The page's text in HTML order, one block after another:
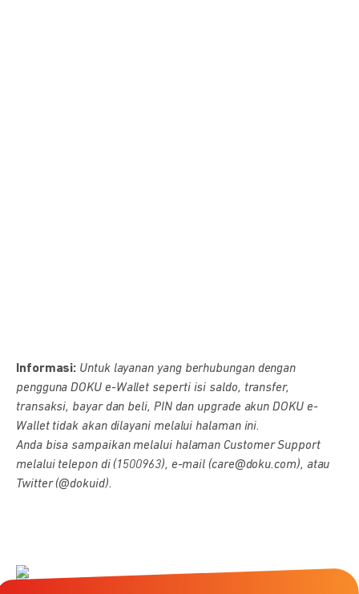
Informasi: Untuk layanan yang berhubungan dengan
pengguna DOKU e-Wallet seperti isi saldo, transfer,
transaksi, bayar dan beli, PIN dan upgrade akun DOKU e-
Wallet tidak akan dilayani melalui halaman ini.
Anda bisa sampaikan melalui halaman Customer Support
melalui telepon di (1500963), e-mail (care@doku.com), atau
Twitter (@dokuid).